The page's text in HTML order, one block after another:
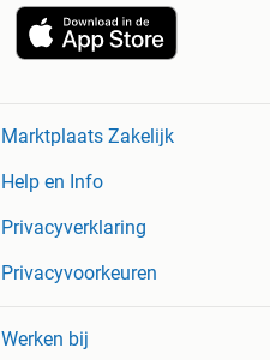
Marktplaats Zakelijk
Help en Info
Privacyverklaring
Privacyvoorkeuren
Werken bij